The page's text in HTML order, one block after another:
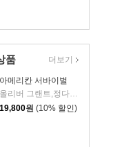
품
아메리칸 서바이벌
올리버 그랜트,정다운 저
19,800원 (10% 할인)
더보기